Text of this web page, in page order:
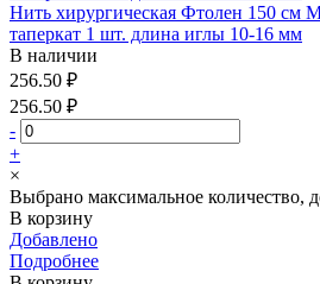
Нить хирургическая Фтолен 150 см
таперкат 1 шт. длина иглы 10-16 мм
В наличии
256.50 ₽
256.50 ₽
-
+
×
Выбрано максимальное количество,
В корзину
Добавлено
Подробнее